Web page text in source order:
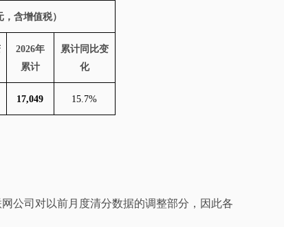
含增值税）
2026年
累计
累计同比变
化
17,049 15.7%
公司对以前月度清分数据的调整部分，因此各